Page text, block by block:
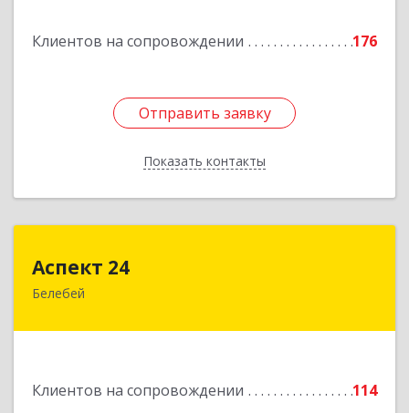
Клиентов на сопровождении 176
Отправить заявку
Показать контакты
Отправить заявку
Назад
Аспект 24
Белебей
Клиентов на сопровождении 114
452000, Башкортостан Респ, Белебей г, им